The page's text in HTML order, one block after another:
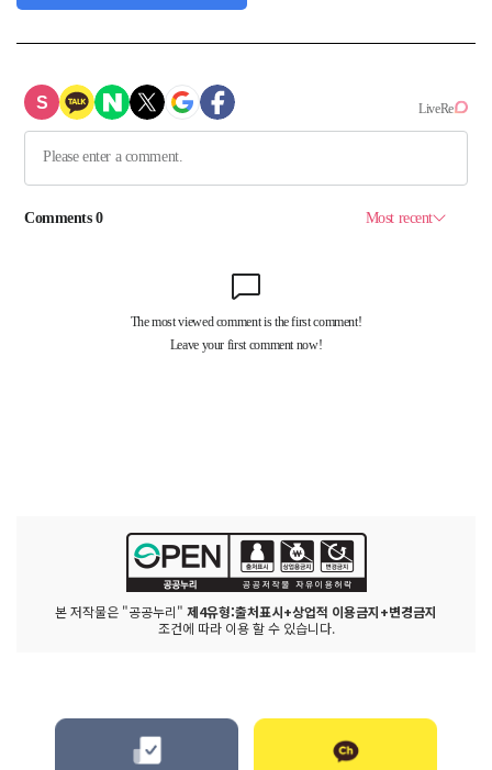
본 저작물은 "공공누리" 제4유형:출처표시+상업적 이용금지+변경금지
조건에 따라 이용 할 수 있습니다.